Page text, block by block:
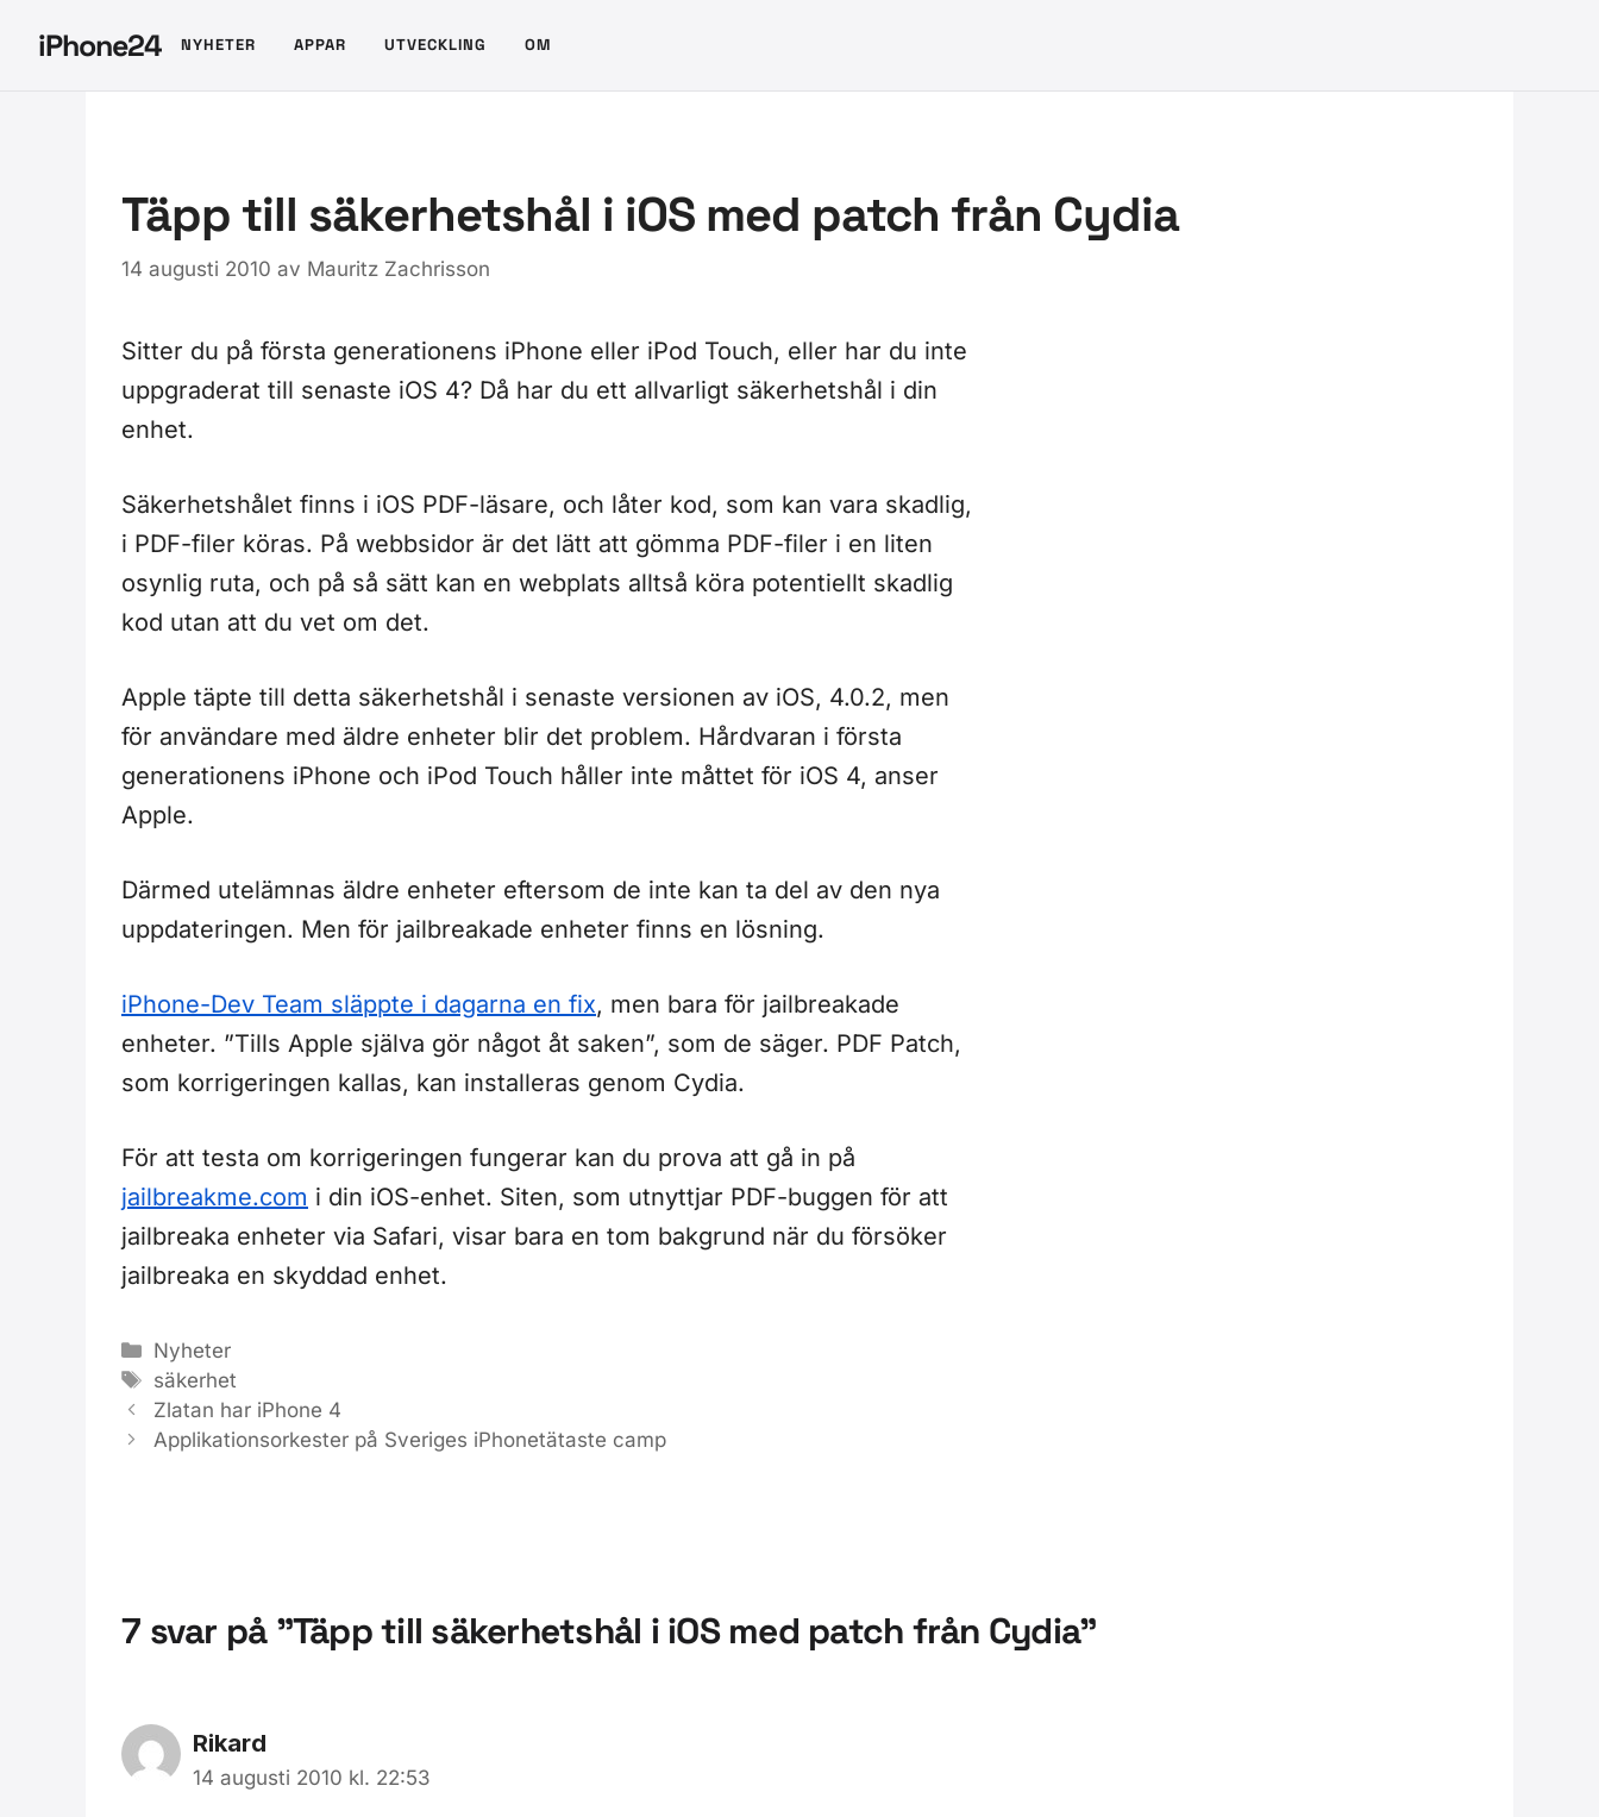
innehåll
iPhone24 NYHETER APPAR UTVECKLING OM
Täpp till säkerhetshål i iOS med patch från Cydia
14 augusti 2010 av Mauritz Zachrisson
Sitter du på första generationens iPhone eller iPod Touch, eller har du inte
uppgraderat till senaste iOS 4? Då har du ett allvarligt säkerhetshål i din
enhet.
Säkerhetshålet finns i iOS PDF-läsare, och låter kod, som kan vara skadlig,
i PDF-filer köras. På webbsidor är det lätt att gömma PDF-filer i en liten
osynlig ruta, och på så sätt kan en webplats alltså köra potentiellt skadlig
kod utan att du vet om det.
Apple täpte till detta säkerhetshål i senaste versionen av iOS, 4.0.2, men
för användare med äldre enheter blir det problem. Hårdvaran i första
generationens iPhone och iPod Touch håller inte måttet för iOS 4, anser
Apple.
Därmed utelämnas äldre enheter eftersom de inte kan ta del av den nya
uppdateringen. Men för jailbreakade enheter finns en lösning.
iPhone-Dev Team släppte i dagarna en fix, men bara för jailbreakade
enheter. ”Tills Apple själva gör något åt saken”, som de säger. PDF Patch,
som korrigeringen kallas, kan installeras genom Cydia.
För att testa om korrigeringen fungerar kan du prova att gå in på
jailbreakme.com i din iOS-enhet. Siten, som utnyttjar PDF-buggen för att
jailbreaka enheter via Safari, visar bara en tom bakgrund när du försöker
jailbreaka en skyddad enhet.
Kategorier
Nyheter
Etiketter
säkerhet
Zlatan har iPhone 4
Applikationsorkester på Sveriges iPhonetätaste camp
7 svar på ”Täpp till säkerhetshål i iOS med patch från Cydia”
Rikard
14 augusti 2010 kl. 22:53